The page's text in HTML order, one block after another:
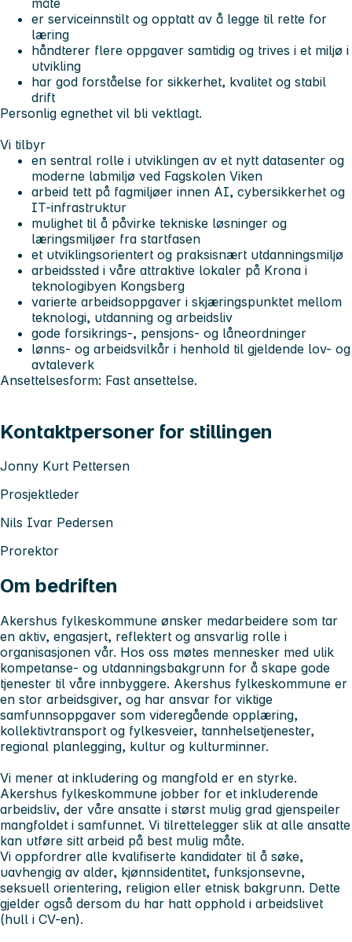
er serviceinnstilt og opptatt av å legge til rette for
læring
håndterer flere oppgaver samtidig og trives i et miljø i
utvikling
har god forståelse for sikkerhet, kvalitet og stabil
drift
Personlig egnethet vil bli vektlagt.
Vi tilbyr
en sentral rolle i utviklingen av et nytt datasenter og
moderne labmiljø ved Fagskolen Viken
arbeid tett på fagmiljøer innen AI, cybersikkerhet og
IT-infrastruktur
mulighet til å påvirke tekniske løsninger og
læringsmiljøer fra startfasen
et utviklingsorientert og praksisnært utdanningsmiljø
arbeidssted i våre attraktive lokaler på Krona i
teknologibyen Kongsberg
varierte arbeidsoppgaver i skjæringspunktet mellom
teknologi, utdanning og arbeidsliv
gode forsikrings-, pensjons- og låneordninger
lønns- og arbeidsvilkår i henhold til gjeldende lov- og
avtaleverk
Ansettelsesform: Fast ansettelse.
Kontaktpersoner for stillingen
Jonny Kurt Pettersen
Prosjektleder
Nils Ivar Pedersen
Prorektor
Om bedriften
Akershus fylkeskommune ønsker medarbeidere som tar
en aktiv, engasjert, reflektert og ansvarlig rolle i
organisasjonen vår. Hos oss møtes mennesker med ulik
kompetanse- og utdanningsbakgrunn for å skape gode
tjenester til våre innbyggere. Akershus fylkeskommune er
en stor arbeidsgiver, og har ansvar for viktige
samfunnsoppgaver som videregående opplæring,
kollektivtransport og fylkesveier, tannhelsetjenester,
regional planlegging, kultur og kulturminner.
Vi mener at inkludering og mangfold er en styrke.
Akershus fylkeskommune jobber for et inkluderende
arbeidsliv, der våre ansatte i størst mulig grad gjenspeiler
mangfoldet i samfunnet. Vi tilrettelegger slik at alle ansatte
kan utføre sitt arbeid på best mulig måte.
Vi oppfordrer alle kvalifiserte kandidater til å søke,
uavhengig av alder, kjønnsidentitet, funksjonsevne,
seksuell orientering, religion eller etnisk bakgrunn. Dette
gjelder også dersom du har hatt opphold i arbeidslivet
(hull i CV-en).